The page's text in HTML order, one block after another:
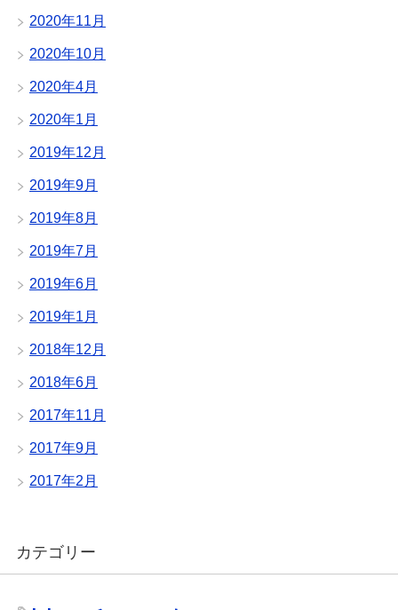
2020年11月
2020年10月
2020年4月
2020年1月
2019年12月
2019年9月
2019年8月
2019年7月
2019年6月
2019年1月
2018年12月
2018年6月
2017年11月
2017年9月
2017年2月
カテゴリー